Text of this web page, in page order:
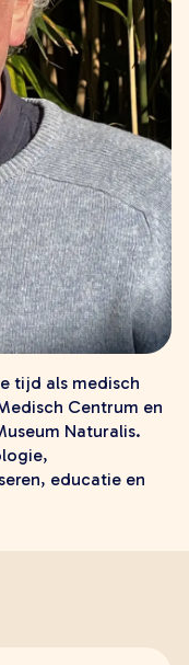
tijd als medisch
Centrum en
Naturalis.
educatie en